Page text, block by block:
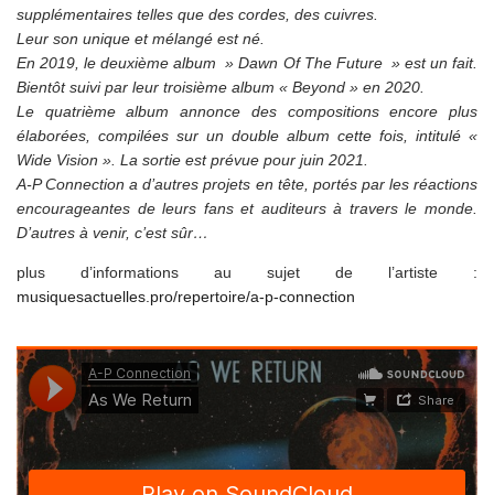
supplémentaires telles que des cordes, des cuivres.
Leur son unique et mélangé est né.
En 2019, le deuxième album » Dawn Of The Future » est un fait.
Bientôt suivi par leur troisième album « Beyond » en 2020.
Le quatrième album annonce des compositions encore plus
élaborées, compilées sur un double album cette fois, intitulé «
Wide Vision ». La sortie est prévue pour juin 2021.
A-P Connection a d’autres projets en tête, portés par les réactions
encourageantes de leurs fans et auditeurs à travers le monde.
D’autres à venir, c’est sûr…
plus d’informations au sujet de l’artiste :
musiquesactuelles.pro/repertoire/a-p-connection